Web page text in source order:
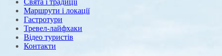
Свята і традиції
Маршрути і локації
Гастротури
Тревел-лайфхаки
Відео туристів
Контакти